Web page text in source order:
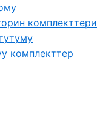
комплекттери
комплекттер